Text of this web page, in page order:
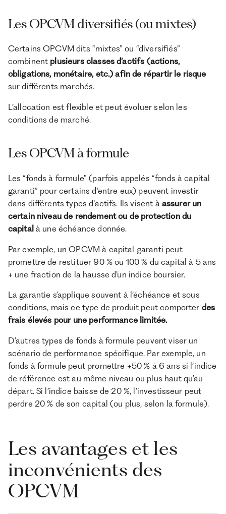
Les OPCVM diversifiés (ou mixtes)
Certains OPCVM dits “mixtes” ou “diversifiés”
combinent plusieurs classes d’actifs (actions,
obligations, monétaire, etc.) afin de répartir le risque
sur différents marchés.
L’allocation est flexible et peut évoluer selon les
conditions de marché.
Les OPCVM à formule
Les “fonds à formule” (parfois appelés “fonds à capital
garanti” pour certains d’entre eux) peuvent investir
dans différents types d’actifs. Ils visent à assurer un
certain niveau de rendement ou de protection du
capital à une échéance donnée.
Par exemple, un OPCVM à capital garanti peut
promettre de restituer 90 % ou 100 % du capital à 5 ans
+ une fraction de la hausse d’un indice boursier.
La garantie s’applique souvent à l’échéance et sous
conditions, mais ce type de produit peut comporter des
frais élevés pour une performance limitée.
D’autres types de fonds à formule peuvent viser un
scénario de performance spécifique. Par exemple, un
fonds à formule peut promettre +50 % à 6 ans si l’indice
de référence est au même niveau ou plus haut qu’au
départ. Si l’indice baisse de 20 %, l’investisseur peut
perdre 20 % de son capital (ou plus, selon la formule).
Les avantages et les
inconvénients des
OPCVM